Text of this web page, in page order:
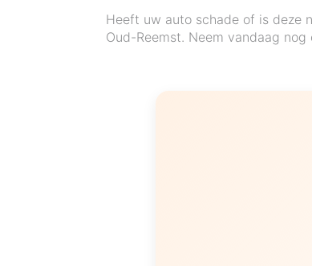
Heeft uw auto schade of is deze
Oud-Reemst. Neem vandaag